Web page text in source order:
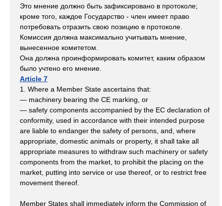
Это мнение должно быть зафиксировано в протоколе;
кроме того, каждое Государство - член имеет право
потребовать отразить свою позицию в протоколе.
Комиссия должна максимально учитывать мнение,
вынесенное комитетом.
Она должна проинформировать комитет, каким образом
было учтено его мнение.
Article 7
1. Where a Member State ascertains that:
— machinery bearing the CE marking, or
— safety components accompanied by the EC declaration of
conformity, used in accordance with their intended purpose
are liable to endanger the safety of persons, and, where
appropriate, domestic animals or property, it shall take all
appropriate measures to withdraw such machinery or safety
components from the market, to prohibit the placing on the
market, putting into service or use thereof, or to restrict free
movement thereof.
Member States shall immediately inform the Commission of